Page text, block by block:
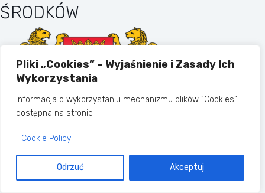
Pliki „Cookies” – Wyjaśnienie i Zasady Ich
Wykorzystania
Informacja o wykorzystaniu mechanizmu plików "Cookies"
dostępna na stronie
Cookie Policy
Odrzuć Akceptuj
ŚRODKÓW
MIASTO GDAŃSK
Copyright © 2026 - Motyw WordPress